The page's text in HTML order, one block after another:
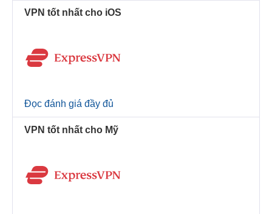
VPN tốt nhất cho iOS
Đọc đánh giá đầy đủ
VPN tốt nhất cho Mỹ